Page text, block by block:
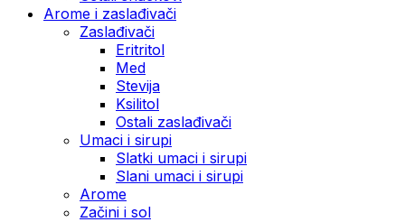
Arome i zaslađivači
Zaslađivači
Eritritol
Med
Stevija
Ksilitol
Ostali zaslađivači
Umaci i sirupi
Slatki umaci i sirupi
Slani umaci i sirupi
Arome
Začini i sol